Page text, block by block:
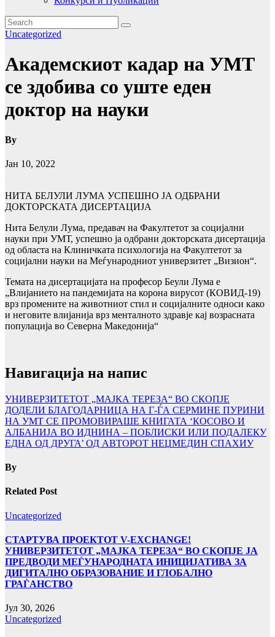
Uncategorized
Академскиот кадар на УМТ
се здобива со уште еден
доктор на науки
By
Јан 10, 2022
НИТА БЕЛУЛИ ЛУМА УСПЕШНО ЈА ОДБРАНИ
ДОКТОРСКАТА ДИСЕРТАЦИЈА
Нита Белули Лума, предавач на Факултетот за социјални
науки при УМТ, успешно ја одбрани докторската дисертација
од областа на Клиничката психологија на Факултетот за
социјални науки на Меѓународниот универзитет „Визион“.
Темата на дисертацијата на професор Беули Лума е
„Влијанието на пандемијата на корона вирусот (КОВИД-19)
врз промените на животниот стил и социјалните односи како
и неговите влијанија врз менталното здравје кај возрасната
популација во Северна Македонија“
Навигација на напис
УНИВЕРЗИТЕТОТ „МАЈКА ТЕРЕЗА“ ВО СКОПЈЕ
ДОДЕЛИ БЛАГОДАРНИЦА НА Г-ЃА СЕРМИНЕ ПУРИНИ
НА УМТ СЕ ПРОМОВИРАШЕ КНИГАТА ‘КОСОВО И
АЛБАНИЈА ВО ИДНИНА – ПОБЛИСКИ ИЛИ ПОДАЛЕКУ
ЕДНА ОД ДРУГА’ ОД АВТОРОТ НЕЏМЕДИН СПАХИУ
By
Related Post
Uncategorized
СТАРТУВА ПРОЕКТОТ V-EXCHANGE!
УНИВЕРЗИТЕТОТ „МАЈКА ТЕРЕЗА“ ВО СКОПЈЕ ЈА
ПРЕДВОДИ МЕЃУНАРОДНАТА ИНИЦИЈАТИВА ЗА
ДИГИТАЛНО ОБРАЗОВАНИЕ И ГЛОБАЛНО
ГРАЃАНСТВО
Јул 30, 2026
Uncategorized